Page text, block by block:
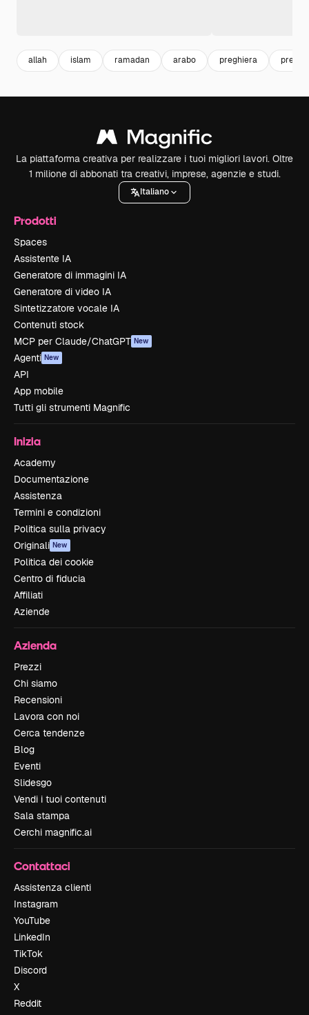
allah islam ramadan arabo preghiera
La piattaforma creativa per realizzare i tuoi migliori lavori. Oltre
1 milione di abbonati tra creativi, imprese, agenzie e studi.
Italiano
Prodotti
Spaces
Assistente IA
Generatore di immagini IA
Generatore di video IA
Sintetizzatore vocale IA
Contenuti stock
MCP per Claude/ChatGPT New
Agenti New
API
App mobile
Tutti gli strumenti Magnific
Inizia
Academy
Documentazione
Assistenza
Termini e condizioni
Politica sulla privacy
Originali New
Politica dei cookie
Centro di fiducia
Affiliati
Aziende
Azienda
Prezzi
Chi siamo
Recensioni
Lavora con noi
Cerca tendenze
Blog
Eventi
Slidesgo
Vendi i tuoi contenuti
Sala stampa
Cerchi magnific.ai
Contattaci
Assistenza clienti
Instagram
YouTube
LinkedIn
TikTok
Discord
X
Reddit